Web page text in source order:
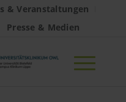
& Veranstaltungen
Presse & Medien